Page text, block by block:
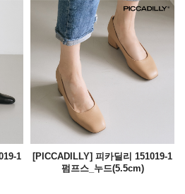
1
[PICCADILLY] 피카딜리 151019-1
펌프스_누드(5.5cm)